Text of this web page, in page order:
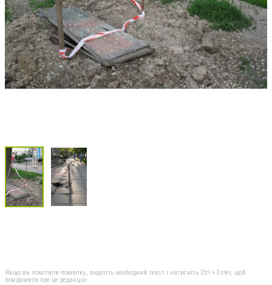
Якщо ви помітили помилку, виділіть необхідний текст і натисніть Ctrl + Enter, щоб
повідомити про це редакцію